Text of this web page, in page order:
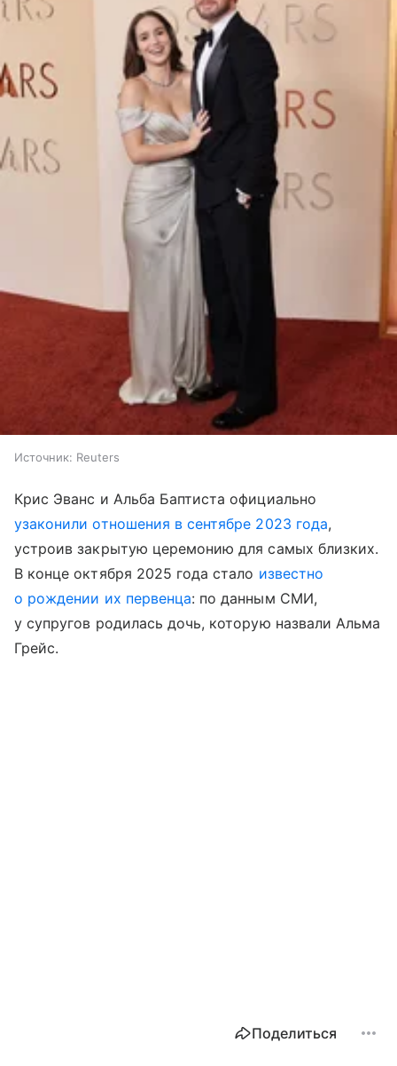
Источник: Reuters
Крис Эванс и Альба Баптиста официально
узаконили отношения в сентябре 2023 года,
устроив закрытую церемонию для самых близких.
В конце октября 2025 года стало известно
о рождении их первенца: по данным СМИ,
у супругов родилась дочь, которую назвали Альма
Грейс.
Поделиться